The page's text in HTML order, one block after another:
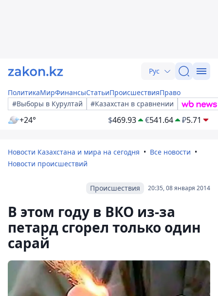
Рус
ПолитикаМирФинансыСтатьиПроисшествияПраво
#Выборы в Курултай
#Казахстан в сравнении
+24° $469.93 €541.64 ₽5.71
Новости Казахстана и мира на сегодня
Все новости
Новости происшествий
20:35, 08 января 2014
Происшествия
В этом году в ВКО из-за
петард сгорел только один
сарай